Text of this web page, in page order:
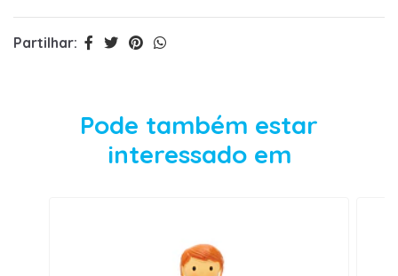
Partilhar:
Pode também estar
interessado em